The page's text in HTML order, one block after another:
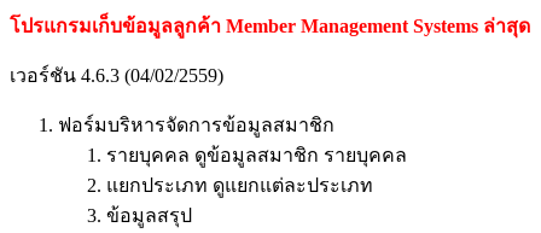
โปรแกรมเก็บข้อมูลลูกค้า Member Management Systems ล่าสุด
เวอร์ชัน 4.6.3 (04/02/2559)
ฟอร์มบริหารจัดการข้อมูลสมาชิก
รายบุคคล ดูข้อมูลสมาชิก รายบุคคล
แยกประเภท ดูแยกแต่ละประเภท
ข้อมูลสรุป